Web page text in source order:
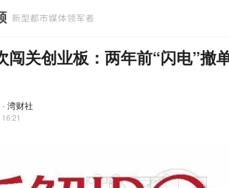
闯关创业板：两年前“闪电”撤
湾财社